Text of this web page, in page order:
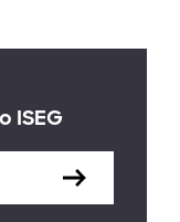
ISEG